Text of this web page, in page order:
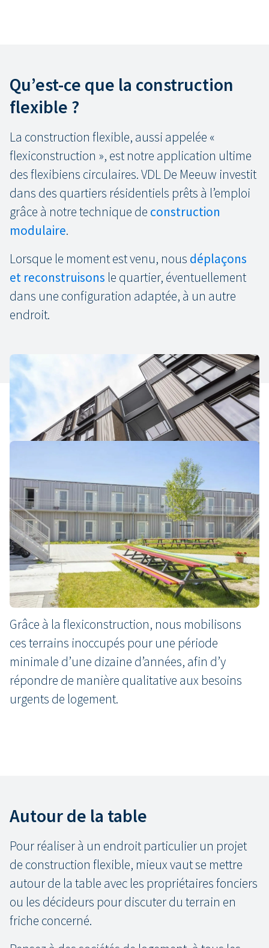
Qu’est-ce que la construction
flexible ?
La construction flexible, aussi appelée «
flexiconstruction », est notre application ultime
des flexibiens circulaires. VDL De Meeuw investit
dans des quartiers résidentiels prêts à l’emploi
grâce à notre technique de construction
modulaire.
Lorsque le moment est venu, nous déplaçons
et reconstruisons le quartier, éventuellement
dans une configuration adaptée, à un autre
endroit.
Où ?
La flexibilité et la réutilisation inhérentes à notre
approche permettent de créer rapidement des
quartiers résidentiels sur des terrains en friche,
dont la destination (définitive ou temporaire)
n’a pas encore été fixée, ou dont l’aménagement
est prévu dans plusieurs années.
Grâce à la flexiconstruction, nous mobilisons
ces terrains inoccupés pour une période
minimale d’une dizaine d’années, afin d’y
répondre de manière qualitative aux besoins
urgents de logement.
Autour de la table
Pour réaliser à un endroit particulier un projet
de construction flexible, mieux vaut se mettre
autour de la table avec les propriétaires fonciers
ou les décideurs pour discuter du terrain en
friche concerné.